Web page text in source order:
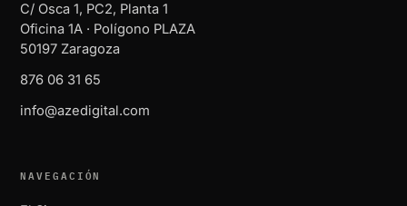
C/ Osca 1, PC2, Planta 1
Oficina 1A · Polígono PLAZA
50197 Zaragoza
876 06 31 65
info@azedigital.com
NAVEGACIÓN